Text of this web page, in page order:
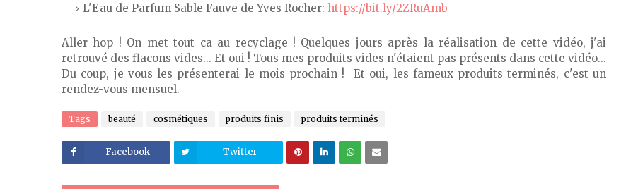
L'Eau de Parfum Sable Fauve de Yves Rocher: https://bit.ly/2ZRuAmb
Aller hop ! On met tout ça au recyclage ! Quelques jours après la réalisation de cette vidéo, j'ai
retrouvé des flacons vides... Et oui ! Tous mes produits vides n'étaient pas présents dans cette vidéo...
Du coup, je vous les présenterai le mois prochain ! Et oui, les fameux produits terminés, c'est un
rendez-vous mensuel.
Tags beauté cosmétiques produits finis produits terminés
Facebook Twitter